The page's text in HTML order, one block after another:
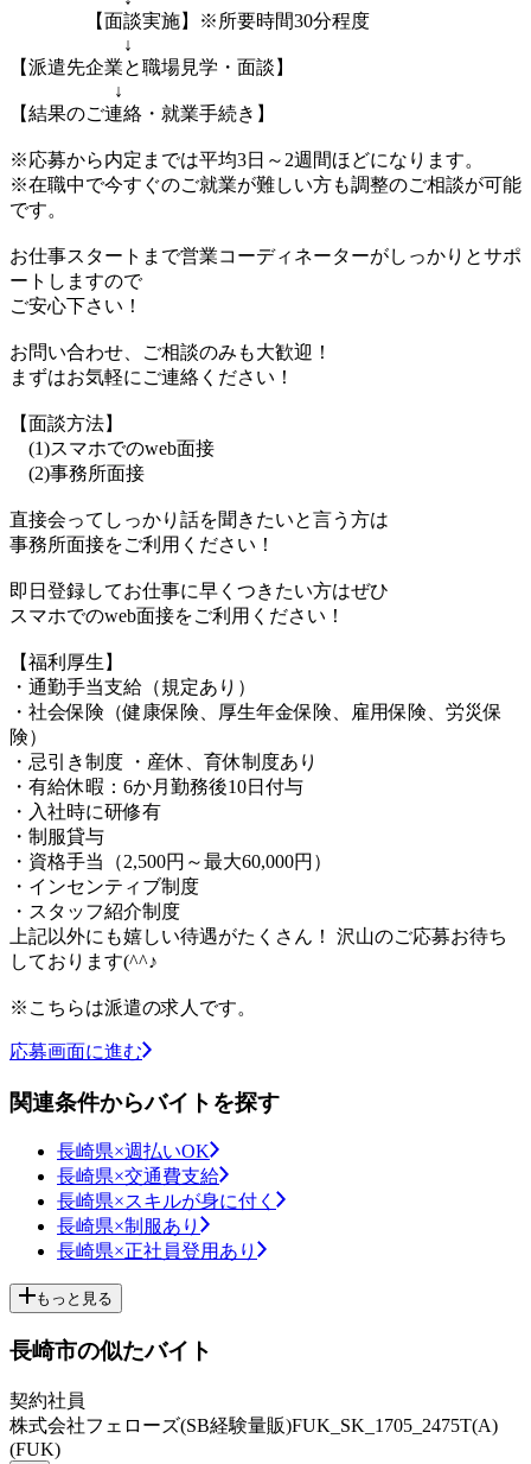
【面談実施】※所要時間30分程度
↓
【派遣先企業と職場見学・面談】
↓
【結果のご連絡・就業手続き】
※応募から内定までは平均3日～2週間ほどになります。
※在職中で今すぐのご就業が難しい方も調整のご相談が可能
です。
お仕事スタートまで営業コーディネーターがしっかりとサポ
ートしますので
ご安心下さい！
お問い合わせ、ご相談のみも大歓迎！
まずはお気軽にご連絡ください！
【面談方法】
(1)スマホでのweb面接
(2)事務所面接
直接会ってしっかり話を聞きたいと言う方は
事務所面接をご利用ください！
即日登録してお仕事に早くつきたい方はぜひ
スマホでのweb面接をご利用ください！
【福利厚生】
・通勤手当支給（規定あり）
・社会保険（健康保険、厚生年金保険、雇用保険、労災保
険）
・忌引き制度 ・産休、育休制度あり
・有給休暇：6か月勤務後10日付与
・入社時に研修有
・制服貸与
・資格手当（2,500円～最大60,000円）
・インセンティブ制度
・スタッフ紹介制度
上記以外にも嬉しい待遇がたくさん！ 沢山のご応募お待ち
しております(^^♪
※こちらは派遣の求人です。
応募画面に進む
関連条件からバイトを探す
長崎県×週払いOK
長崎県×交通費支給
長崎県×スキルが身に付く
長崎県×制服あり
長崎県×正社員登用あり
もっと見る
長崎市の似たバイト
契約社員
株式会社フェローズ(SB経験量販)FUK_SK_1705_2475T(A)
(FUK)